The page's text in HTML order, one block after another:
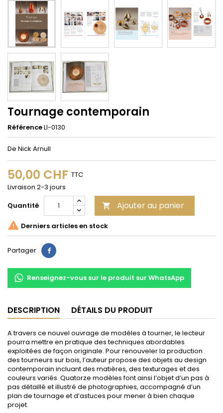
Tournage contemporain
RéférenceLI-0130
De Nick Arnull
50,00 CHF TTC
Livraison 2-3 jours
Quantité
 Ajouter au panier
 Derniers articles en stock
Partager Partager
Renseignez-vous sur le produit sur WhatsApp
DESCRIPTION DÉTAILS DU PRODUIT
A travers ce nouvel ouvrage de modèles à tourner, le lecteur
pourra mettre en pratique des techniques abordables
exploitées de façon originale. Pour renouveler la production
des tourneurs sur bois, l’auteur propose des objets au design
contemporain incluant des matières, des texturages et des
couleurs variés. Quatorze modèles font ainsi l’objet d’un pas à
pas détaillé et illustré de photographies, accompagné d’un
plan de tournage et d’astuces pour mener à bien chaque
projet.